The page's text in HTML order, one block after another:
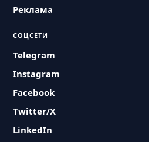
Реклама
СОЦСЕТИ
Telegram
Instagram
Facebook
Twitter/X
LinkedIn